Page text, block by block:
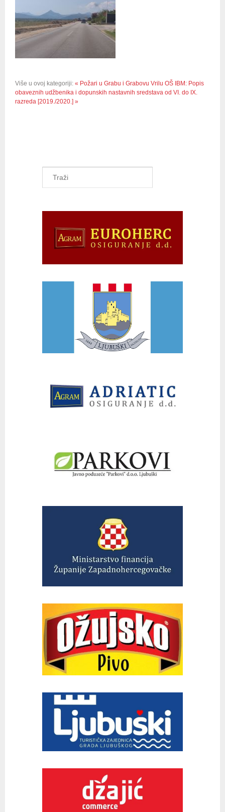
Više u ovoj kategoriji: « Požari u Grabu i Grabovu Vrilu OŠ IBM: Popis
obaveznih udžbenika i dopunskih nastavnih sredstava od VI. do IX.
razreda [2019./2020.] »